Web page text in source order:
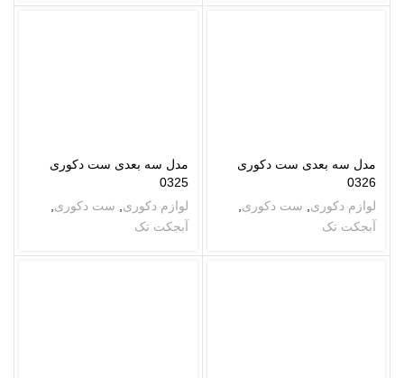
مدل سه بعدی ست دکوری
0326
لوازم دکوری
ست دکوری
آبجکت تک
مدل سه بعدی ست دکوری
0325
لوازم دکوری
ست دکوری
آبجکت تک